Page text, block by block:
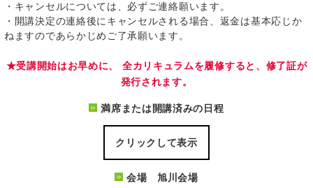
・キャンセルについては、必ずご連絡願います。
・開講決定の連絡後にキャンセルされる場合、返金は基本応じか
ねますのであらかじめご了承願います。
★受講開始はお早めに、 全カリキュラムを履修すると、修了証が
発行されます。
満席または開講済みの日程
クリックして表示
会場 旭川会場